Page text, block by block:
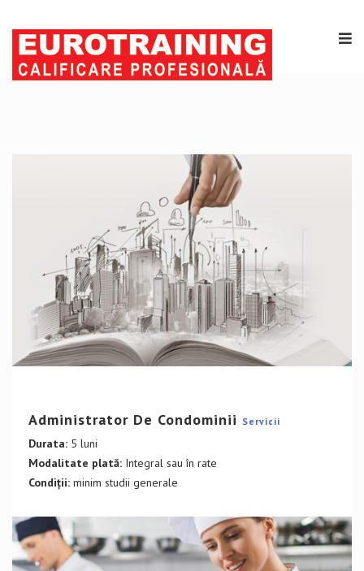
Administrator De Condominii Servicii
Durata: 5 luni
Modalitate plată: Integral sau în rate
Condiții: minim studii generale